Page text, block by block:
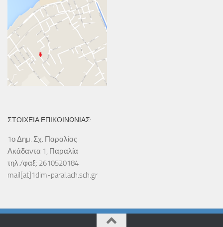
ΣΤΟΙΧΕΙΑ ΕΠΙΚΟΙΝΩΝΙΑΣ:
1ο Δημ. Σχ. Παραλίας
Ακάδαντα 1, Παραλία
τηλ./φαξ: 2610520184
mail[at]1dim-paral.ach.sch.gr